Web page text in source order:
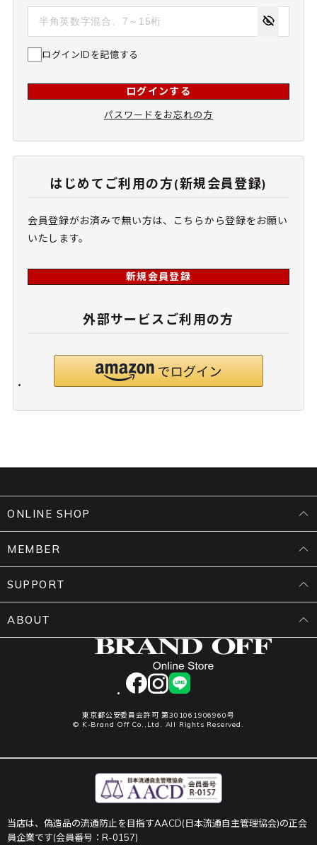
ログインIDを記憶する
ログインする
パスワードをお忘れの方
はじめてご利用の方(新規会員登録)
会員登録がお済みで無い方は、こちらから登録をお願い
いたします。
新規会員登録
外部サービスご利用の方
facebookinstagram
LINE
東京都公安委員会許可 第301061906960号
© K-Brand Off Co.,Ltd. All Rights Reserved.
ONLINE SHOP
MEMBER
SUPPORT
ABOUT
当店は、偽造品の流通防止を目指すAACD(日本流通自主管理協会)の正会
員企業です(会員番号：R-0157)